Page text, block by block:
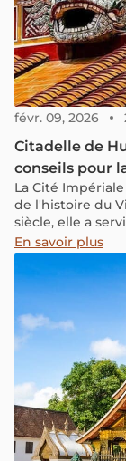
févr. 09, 2026
Citadelle de
conseils pour
La Cité
de l'histoire du
siècle, elle a
Nguyen jusqu'à
cette imposante
à vous dévoiler
passé. Cet
méconnus de
l'UNESCO,
réussir
En savoir plus